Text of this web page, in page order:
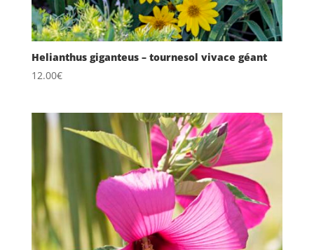
Helianthus giganteus – tournesol vivace géant
12.00€